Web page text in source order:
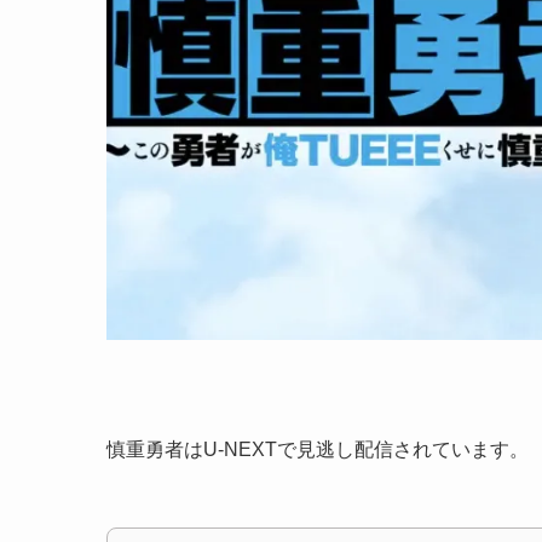
慎重勇者はU-NEXTで見逃し配信されています。